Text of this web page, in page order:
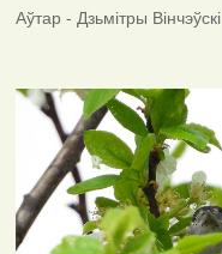
Аўтар - Дзьмітры Вінчэўскі